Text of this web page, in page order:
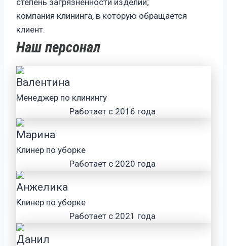
степень загрязненности изделий;
компания клининга, в которую обращается
клиент.
Наш персонал
Валентина
Менеджер по клинингу
Работает с 2016 года
Марина
Клинер по уборке
Работает с 2020 года
Анжелика
Клинер по уборке
Работает с 2021 года
Данил